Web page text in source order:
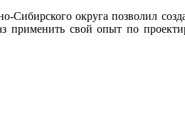
округа позволил
свой опыт по